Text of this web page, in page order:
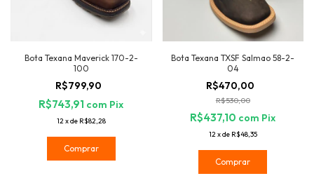
Bota Texana Maverick 170-2-
100
R$799,90
R$743,91 com Pix
12xde R$82,28
Comprar
Bota Texana TXSF Salmao 58-2-
04
R$470,00
R$530,00
R$437,10 com Pix
12xde R$48,35
Comprar